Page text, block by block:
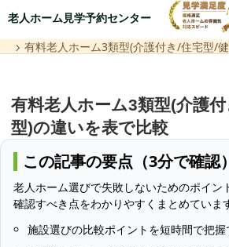
老人ホーム見学予約センター
有料老人ホーム3類型(介護付き/住宅型/
有料老人ホーム3類型(介護
型)の違いを表で比較
この記事の要点（3分で確認）
老人ホーム選びで失敗しないためのポイン
確認すべき点をわかりやすくまとめていま
施設選びの比較ポイントを短時間で把握